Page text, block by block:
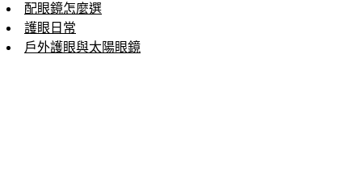
配眼鏡怎麼選
護眼日常
戶外護眼與太陽眼鏡